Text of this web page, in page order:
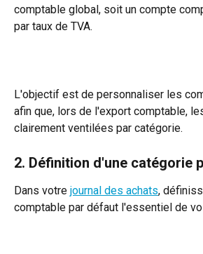
comptable global, soit un compte
par taux de TVA.
L'objectif est de personnaliser les
afin que, lors de l'export comptable,
clairement ventilées par catégorie.
2. Définition d'une catégorie
Dans votre journal des achats,
comptable par défaut l'essentiel de